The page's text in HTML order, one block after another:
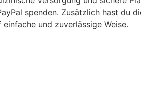
spenden. Zusätzlich hast du
und zuverlässige Weise.